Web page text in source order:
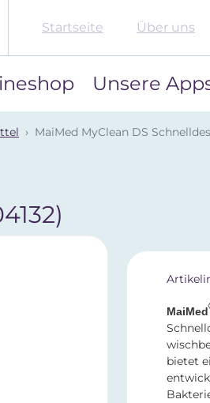
Startseite Über uns
Unsere
MaiMed MyClean DS
MaiMed
bietet